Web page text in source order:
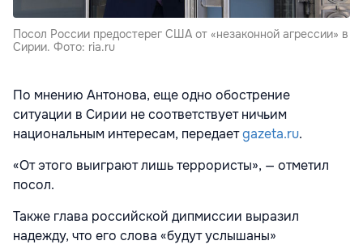
Посол России предостерег США от «незаконной агрессии» в
Сирии. Фото: ria.ru
По мнению Антонова, еще одно обострение
ситуации в Сирии не соответствует ничьим
национальным интересам, передаетgazeta.ru.
«От этого выиграют лишь террористы», — отметил
посол.
Также глава российской дипмиссии выразил
надежду, что его слова «будут услышаны»